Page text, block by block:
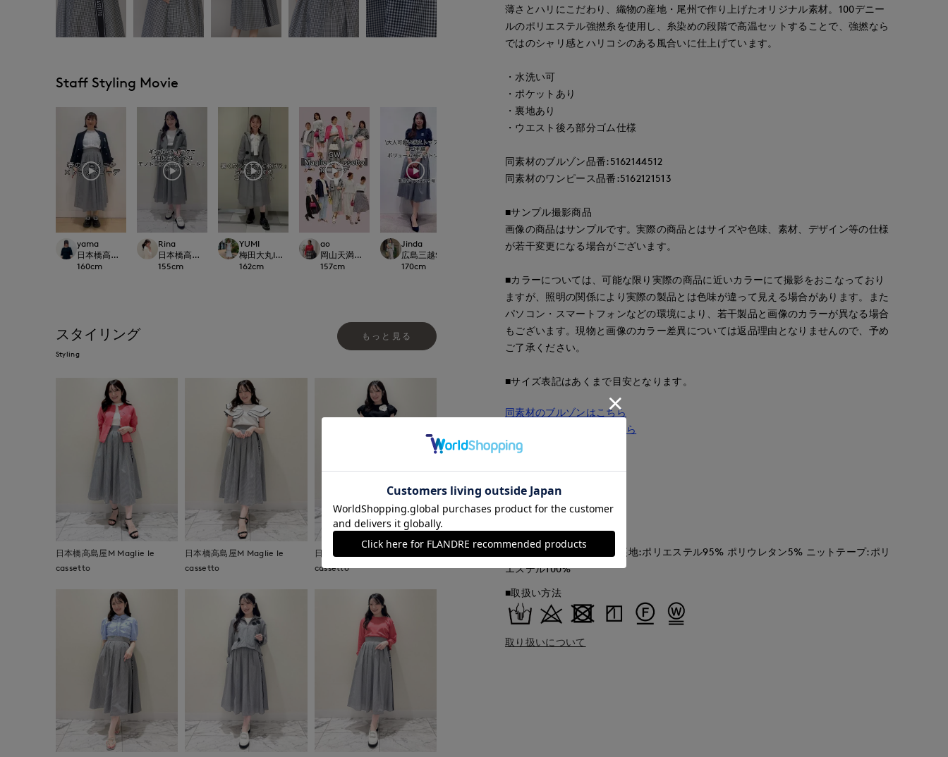
Staff Styling Movie
yama
日本橋高島屋SC SUPERIOR CLOSET
160cm
Rina
日本橋高島屋M Maglie le cassetto
155cm
YUMI
梅田大丸INED
162cm
ao
岡山天満屋SUPERIORCLOSET
157cm
Jinda
広島三越SUPERIORCLOSET
170cm
日本橋高島屋M Maglie le cassetto
Rina
日本橋高島屋M Maglie le cassetto
YUMI
梅田大丸INED
スタイリング
Styling
もっと見る
日本橋高島屋M Maglie le
cassetto
日本橋高島屋M Maglie le
cassetto
日本橋高島屋M Maglie le
cassetto
薄さとハリにこだわり、織物の産地・尾州で作り上げたオリジナル素材。100デニー
ルのポリエステル強撚糸を使用し、糸染めの段階で高温セットすることで、強撚なら
ではのシャリ感とハリコシのある風合いに仕上げています。
・水洗い可
・ポケットあり
・裏地あり
・ウエスト後ろ部分ゴム仕様
同素材のブルゾン品番:5162144512
同素材のワンピース品番:5162121513
■サンプル撮影商品
画像の商品はサンプルです。実際の商品とはサイズや色味、素材、デザイン等の仕様
が若干変更になる場合がございます。
■カラーについては、可能な限り実際の商品に近いカラーにて撮影をおこなっており
ますが、照明の関係により実際の製品とは色味が違って見える場合があります。また
パソコン・スマートフォンなどの環境により、若干製品と画像のカラーが異なる場合
もございます。現物と画像のカラー差異については返品理由となりませんので、予め
ご了承ください。
■サイズ表記はあくまで目安となります。
同素材のブルゾンはこちら
同素材のワンピースはこちら
■品番
62152514
■原産国
中国
■クオリティ
表地:ポリエステル100% 裏地:ポリエステル95% ポリウレタン5% ニットテープ:ポリ
エステル100%
■取扱い方法
取り扱いについて